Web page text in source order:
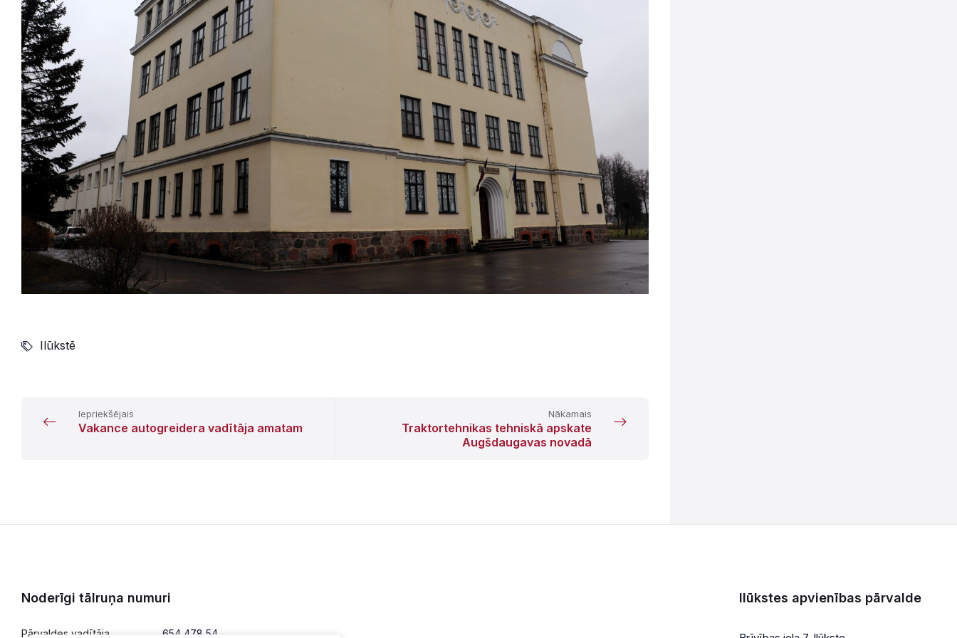
Ilūkstē
Iepriekšējais
Vakance autogreidera vadītāja amatam
Nākamais
Traktortehnikas tehniskā apskate
Augšdaugavas novadā
Noderīgi tālruņa numuri
Pārvaldes vadītāja 654 478 54
Ilūkstes apvienības pārvalde